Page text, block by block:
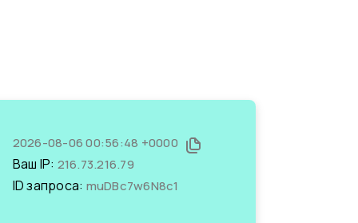
2026-08-06 00:56:48 +0000
Ваш IP: 216.73.216.79
ID запроса: muDBc7w6N8c1